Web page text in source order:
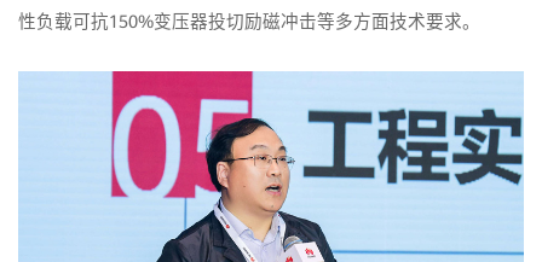
性负载可抗150%变压器投切励磁冲击等多方面技术要求。